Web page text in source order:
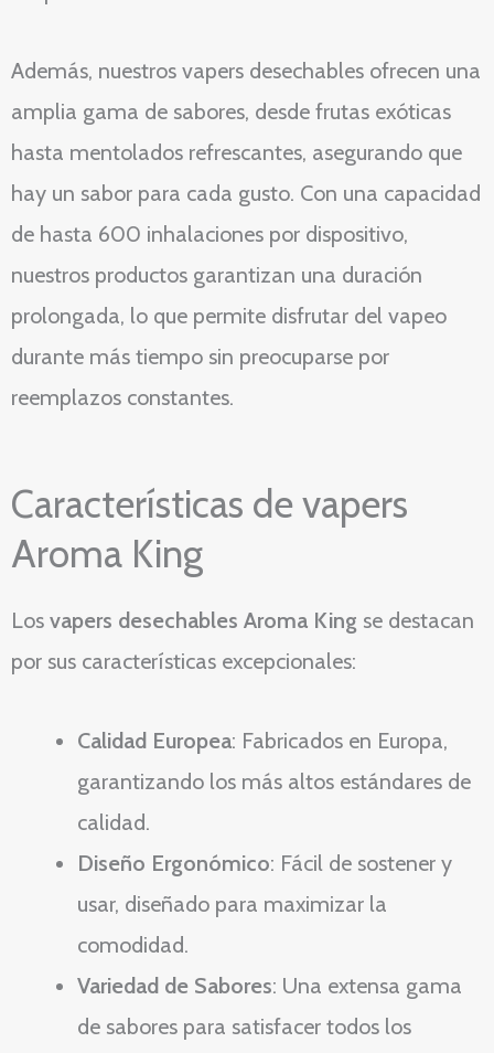
Además, nuestros vapers desechables ofrecen una
amplia gama de sabores, desde frutas exóticas
hasta mentolados refrescantes, asegurando que
hay un sabor para cada gusto. Con una capacidad
de hasta 600 inhalaciones por dispositivo,
nuestros productos garantizan una duración
prolongada, lo que permite disfrutar del vapeo
durante más tiempo sin preocuparse por
reemplazos constantes.
Características de vapers
Aroma King
Los vapers desechables Aroma King se destacan
por sus características excepcionales:
Calidad Europea: Fabricados en Europa,
garantizando los más altos estándares de
calidad.
Diseño Ergonómico: Fácil de sostener y
usar, diseñado para maximizar la
comodidad.
Variedad de Sabores: Una extensa gama
de sabores para satisfacer todos los